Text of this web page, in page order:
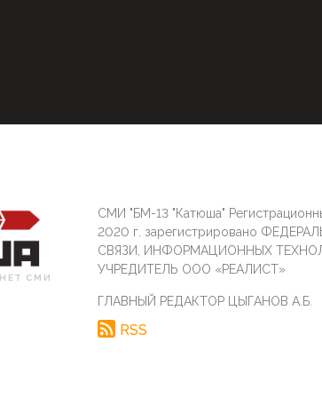
СМИ
СМИ "БМ-13 "Катюша"
2020 г. зарегистрировано
СВЯЗИ, ИНФОРМАЦИОННЫХ
УЧРЕДИТЕЛЬ ООО «РЕАЛИСТ»
ГЛАВНЫЙ РЕДАКТОР ЦЫГАНОВ А.Б.
RSS